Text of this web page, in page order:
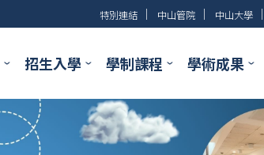
特別連結 │ 中山管院 │ 中山大學 │
招生入學 學制課程 學術成果